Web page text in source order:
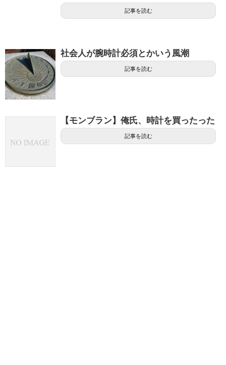
記事を読む
社会人が腕時計必須とかいう風潮
記事を読む
【モンブラン】俺氏、時計を買ったった
記事を読む